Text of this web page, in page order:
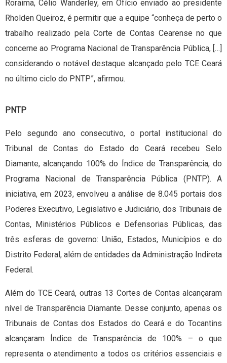
Roraima, Célio Wanderley, em Ofício enviado ao presidente
Rholden Queiroz, é permitir que a equipe “conheça de perto o
trabalho realizado pela Corte de Contas Cearense no que
concerne ao Programa Nacional de Transparência Pública, […]
considerando o notável destaque alcançado pelo TCE Ceará
no último ciclo do PNTP”, afirmou.
PNTP
Pelo segundo ano consecutivo, o portal institucional do
Tribunal de Contas do Estado do Ceará recebeu Selo
Diamante, alcançando 100% do Índice de Transparência, do
Programa Nacional de Transparência Pública (PNTP). A
iniciativa, em 2023, envolveu a análise de 8.045 portais dos
Poderes Executivo, Legislativo e Judiciário, dos Tribunais de
Contas, Ministérios Públicos e Defensorias Públicas, das
três esferas de governo: União, Estados, Municípios e do
Distrito Federal, além de entidades da Administração Indireta
Federal.
Além do TCE Ceará, outras 13 Cortes de Contas alcançaram
nível de Transparência Diamante. Desse conjunto, apenas os
Tribunais de Contas dos Estados do Ceará e do Tocantins
alcançaram Índice de Transparência de 100% – o que
representa o atendimento a todos os critérios essenciais e